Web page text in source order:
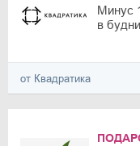
Минус
в
от Квадратика